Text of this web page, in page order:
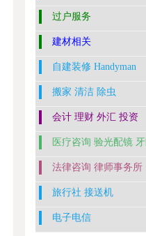
过户服务
建材相关
自建装修 Handyman
搬家 清洁 除虫
会计 理财 外汇 投资
医疗咨询 验光配镜
法律咨询 律师事务所
旅行社 接送机
电子电信